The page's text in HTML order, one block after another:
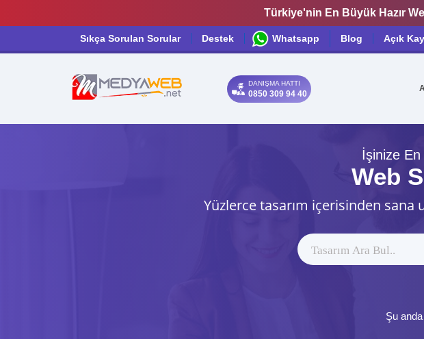
Türkiye'nin En Büyük Hazır
Sıkça Sorulan Sorular Destek Whatsapp Blog Açık
DANIŞMA HATTI
0850 309 94 40
İşinize
Web
Yüzlerce tasarım içerisinden sana
Şu